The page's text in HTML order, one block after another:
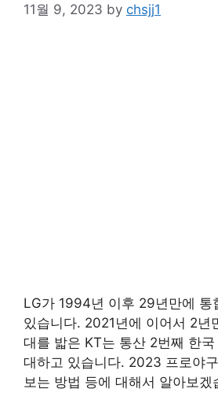
11월 9, 2023 by chsjj1
LG가 1994년 이후 29년만에 통
있습니다. 2021년에 이어서 2년
대를 밟은 KT는 통산 2번째 한
대하고 있습니다. 2023 프로야
보는 방법 등에 대해서 알아보겠